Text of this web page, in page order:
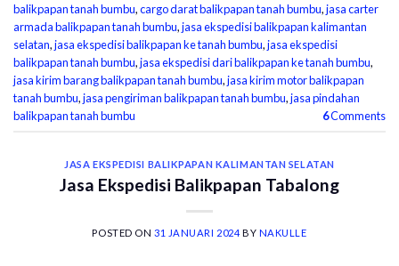
balikpapan tanah bumbu,cargo darat balikpapan tanah bumbu,jasa carter
armada balikpapan tanah bumbu,jasa ekspedisi balikpapan kalimantan
selatan,jasa ekspedisi balikpapan ke tanah bumbu,jasa ekspedisi
balikpapan tanah bumbu,jasa ekspedisi dari balikpapan ke tanah bumbu,
jasa kirim barang balikpapan tanah bumbu,jasa kirim motor balikpapan
tanah bumbu,jasa pengiriman balikpapan tanah bumbu,jasa pindahan
balikpapan tanah bumbu
6Comments
JASA EKSPEDISI BALIKPAPAN KALIMANTAN SELATAN
Jasa Ekspedisi Balikpapan Tabalong
POSTED ON31 JANUARI 2024BY NAKULLE